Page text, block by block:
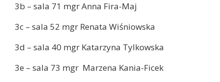
3b – sala 71 mgr Anna Fira-Maj
3c – sala 52 mgr Renata Wiśniowska
3d – sala 40 mgr Katarzyna Tylkowska
3e – sala 73 mgr Marzena Kania-Ficek